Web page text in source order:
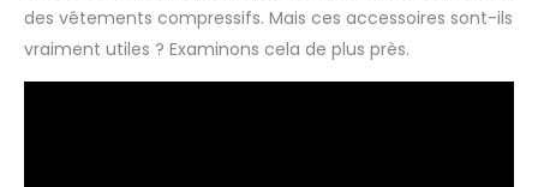
des vêtements compressifs. Mais ces accessoires sont-ils
vraiment utiles ? Examinons cela de plus près.